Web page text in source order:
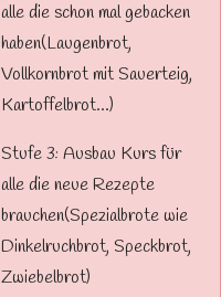
alle die schon mal gebacken
haben(Laugenbrot,
Vollkornbrot mit Sauerteig,
Kartoffelbrot...)
Stufe 3: Ausbau Kurs für
alle die neue Rezepte
brauchen(Spezialbrote wie
Dinkelruchbrot, Speckbrot,
Zwiebelbrot)